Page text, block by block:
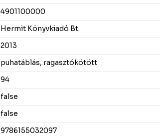
4901100000
Hermit Könyvkiadó Bt.
2013
puhatáblás, ragasztókötött
94
false
false
9786155032097